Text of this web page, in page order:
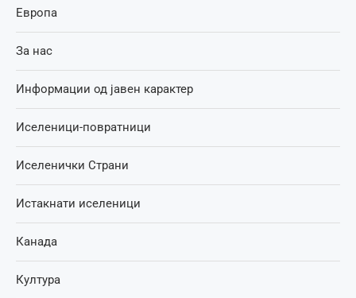
Европа
За нас
Информации од јавен карактер
Иселеници-повратници
Иселенички Страни
Истакнати иселеници
Канада
Култура